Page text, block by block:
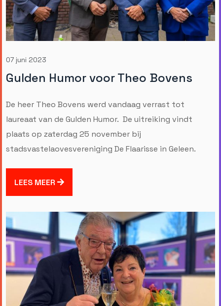
07 juni 2023
Gulden Humor voor Theo Bovens
De heer Theo Bovens werd vandaag verrast tot
laureaat van de Gulden Humor. De uitreiking vindt
plaats op zaterdag 25 november bij
stadsvastelaovesvereniging De Flaarisse in Geleen.
LEES MEER